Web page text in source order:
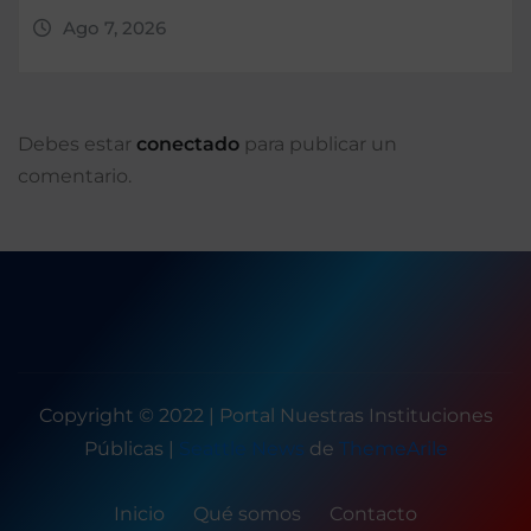
Ago 7, 2026
Debes estar conectado para publicar un
comentario.
Copyright © 2022 | Portal Nuestras Instituciones
Públicas | Seattle News de ThemeArile
Inicio Qué somos Contacto